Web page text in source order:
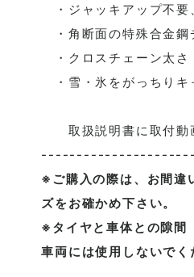
・ジャッキアップ不要
・角断面の特殊合金鋼
・クロスチェーン太さ
・雪・氷をがっちりキ
取扱説明書に取付動
※ご購入の際は、お間違
ズをお確かめ下さい。
※タイヤと車体との隙
車両には使用しないでく